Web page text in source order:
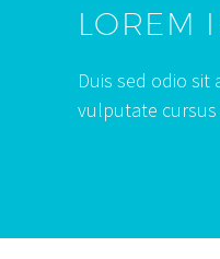
LOREM
Duis sed odio sit
vulputate cursus